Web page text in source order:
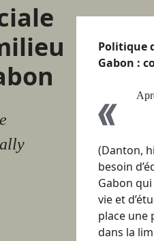
Politique
Gabon :
(Danton,
besoin
Gabon
vie et
place une
dans la